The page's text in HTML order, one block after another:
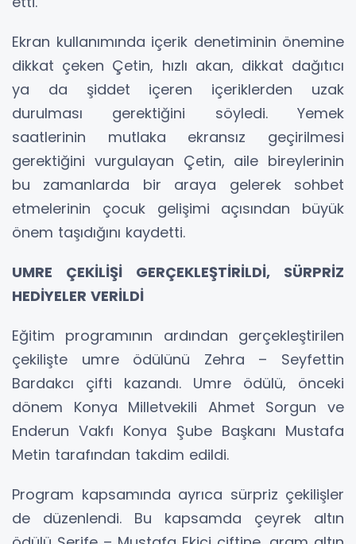
Ekran kullanımında içerik denetiminin önemine
dikkat çeken Çetin, hızlı akan, dikkat dağıtıcı
ya da şiddet içeren içeriklerden uzak
durulması gerektiğini söyledi. Yemek
saatlerinin mutlaka ekransız geçirilmesi
gerektiğini vurgulayan Çetin, aile bireylerinin
bu zamanlarda bir araya gelerek sohbet
etmelerinin çocuk gelişimi açısından büyük
önem taşıdığını kaydetti.
UMRE ÇEKİLİŞİ GERÇEKLEŞTİRİLDİ, SÜRPRİZ
HEDİYELER VERİLDİ
Eğitim programının ardından gerçekleştirilen
çekilişte umre ödülünü Zehra – Seyfettin
Bardakcı çifti kazandı. Umre ödülü, önceki
dönem Konya Milletvekili Ahmet Sorgun ve
Enderun Vakfı Konya Şube Başkanı Mustafa
Metin tarafından takdim edildi.
Program kapsamında ayrıca sürpriz çekilişler
de düzenlendi. Bu kapsamda çeyrek altın